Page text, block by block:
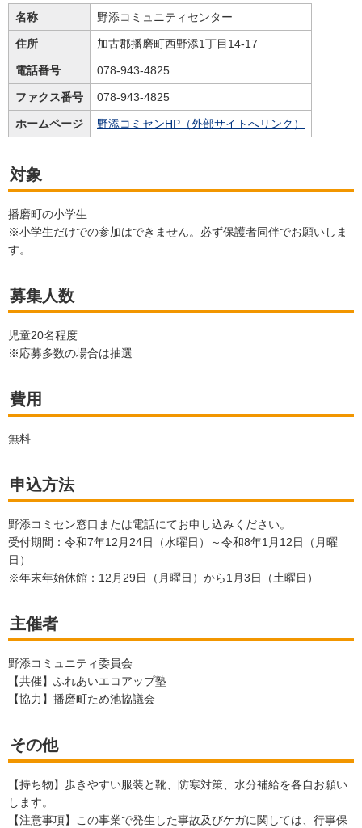
名称 野添コミュニティセンター
住所 加古郡播磨町西野添1丁目14-17
電話番号 078-943-4825
ファクス番号 078-943-4825
ホームページ 野添コミセンHP（外部サイトへリンク）
対象
播磨町の小学生
※小学生だけでの参加はできません。必ず保護者同伴でお願いしま
す。
募集人数
児童20名程度
※応募多数の場合は抽選
費用
無料
申込方法
野添コミセン窓口または電話にてお申し込みください。
受付期間：令和7年12月24日（水曜日）～令和8年1月12日（月曜
日）
※年末年始休館：12月29日（月曜日）から1月3日（土曜日）
主催者
野添コミュニティ委員会
【共催】ふれあいエコアップ塾
【協力】播磨町ため池協議会
その他
【持ち物】歩きやすい服装と靴、防寒対策、水分補給を各自お願い
します。
【注意事項】この事業で発生した事故及びケガに関しては、行事保